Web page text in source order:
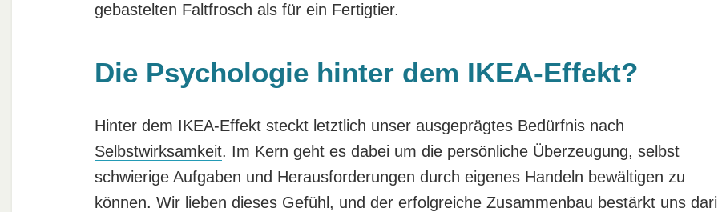
gebastelten Faltfrosch als für ein Fertigtier.
Die Psychologie hinter dem IKEA-Effekt?
Hinter dem IKEA-Effekt steckt letztlich unser ausgeprägtes Bedürfnis nach
Selbstwirksamkeit. Im Kern geht es dabei um die persönliche Überzeugung, selbst
schwierige Aufgaben und Herausforderungen durch eigenes Handeln bewältigen zu
können. Wir lieben dieses Gefühl, und der erfolgreiche Zusammenbau bestärkt uns